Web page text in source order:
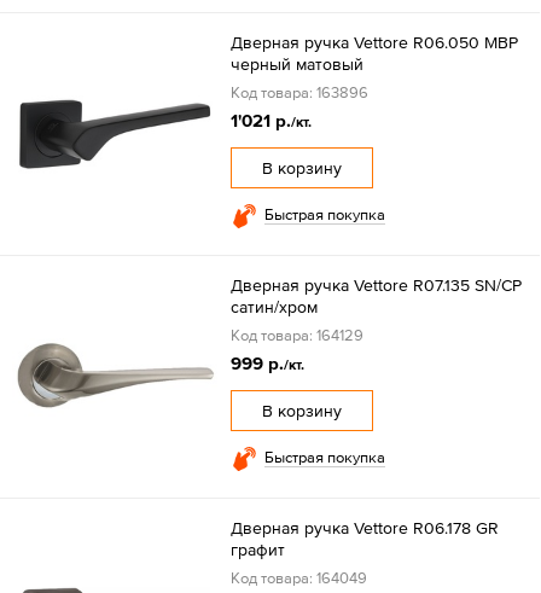
Дверная ручка Vettore R06.050 MBP
черный матовый
Код товара: 163896
1'021 р./кт.
В корзину
Быстрая покупка
Дверная ручка Vettore R07.135 SN/CP
сатин/хром
Код товара: 164129
999 р./кт.
В корзину
Быстрая покупка
Дверная ручка Vettore R06.178 GR
графит
Код товара: 164049